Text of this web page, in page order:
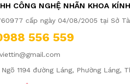
CÔNG NGHỆ NHÃN KHOA
cấp ngày 04/08/2005 tại Sở
556 559
1194 đường Láng, Phường Láng,